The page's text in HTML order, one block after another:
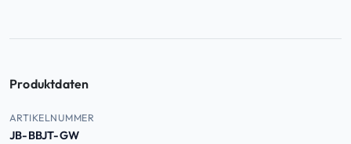
Produktdaten
Produktdaten — Artikelnummer, EAN, ASIN
ARTIKELNUMMER
JB-BBJT-GW